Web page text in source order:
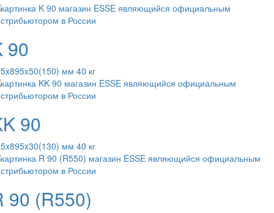
90
мм 40 кг
90
мм 40 кг
90 (R550)